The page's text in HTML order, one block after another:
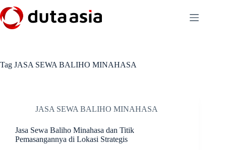
to
content
Tag JASA SEWA BALIHO MINAHASA
JASA SEWA BALIHO MINAHASA
Jasa Sewa Baliho Minahasa dan Titik
Pemasangannya di Lokasi Strategis